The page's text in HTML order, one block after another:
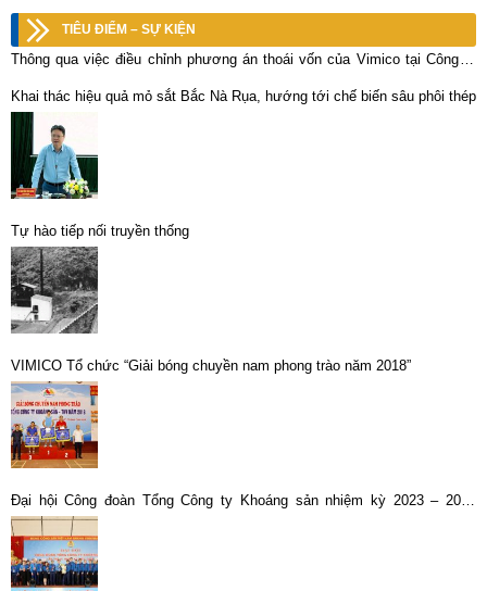
TIÊU ĐIỂM – SỰ KIỆN
Thông qua việc điều chỉnh phương án thoái vốn của Vimico tại Công ty
Khai thác hiệu quả mỏ sắt Bắc Nà Rụa, hướng tới chế biến sâu phôi thép
Tự hào tiếp nối truyền thống
VIMICO Tổ chức “Giải bóng chuyền nam phong trào năm 2018”
Đại hội Công đoàn Tổng Công ty Khoáng sản nhiệm kỳ 2023 – 2028
thành công tốt đẹp